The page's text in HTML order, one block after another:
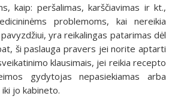
kaip: peršalimas, karščiavimas ir kt.,
problemoms, kai nereikia
yra reikalingas patarimas dėl
ši paslauga pravers jei norite aptarti
klausimais, jei reikia recepto
gydytojas nepasiekiamas arba
jo kabineto.